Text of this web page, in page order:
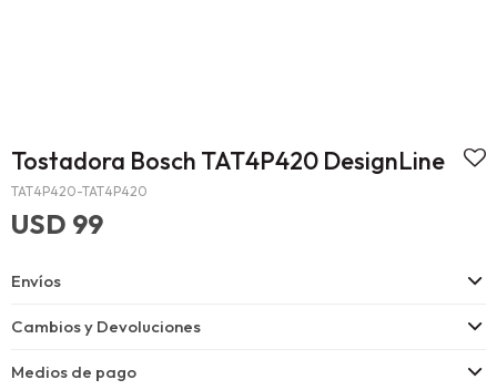
Tostadora Bosch TAT4P420 DesignLine
TAT4P420-TAT4P420
USD 99
Envíos
Cambios y Devoluciones
Medios de pago